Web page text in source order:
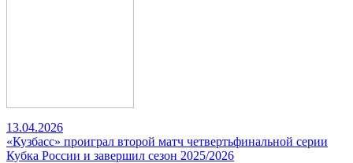
13.04.2026
«Кузбасс» проиграл второй матч четвертьфинальной серии
Кубка России и завершил сезон 2025/2026